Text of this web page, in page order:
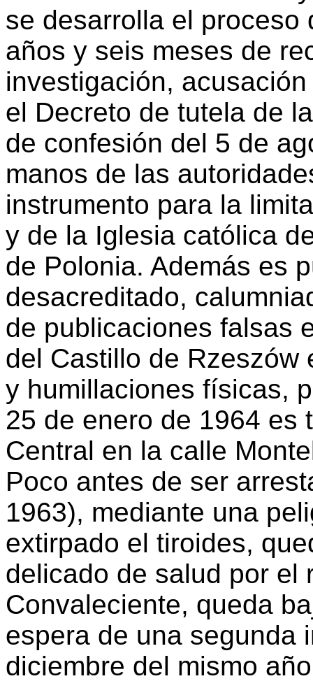
se desarrolla el proceso
años y seis meses de
investigación,
el Decreto de tutela de
de confesión del 5 de
manos de las
instrumento para la
y de la Iglesia católica
de Polonia. Además es
desacreditado,
de publicaciones falsas
del Castillo de Rzeszów
y humillaciones físicas,
25 de enero de 1964 es
Central en la calle
Poco antes de ser
1963), mediante una
extirpado el tiroides,
delicado de salud por el
Convaleciente, queda
espera de una segunda
diciembre del mismo